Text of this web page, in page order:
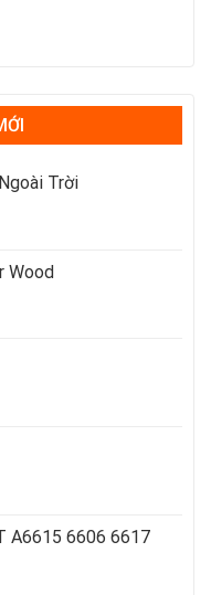
Trời
Wood
A6615 6606 6617